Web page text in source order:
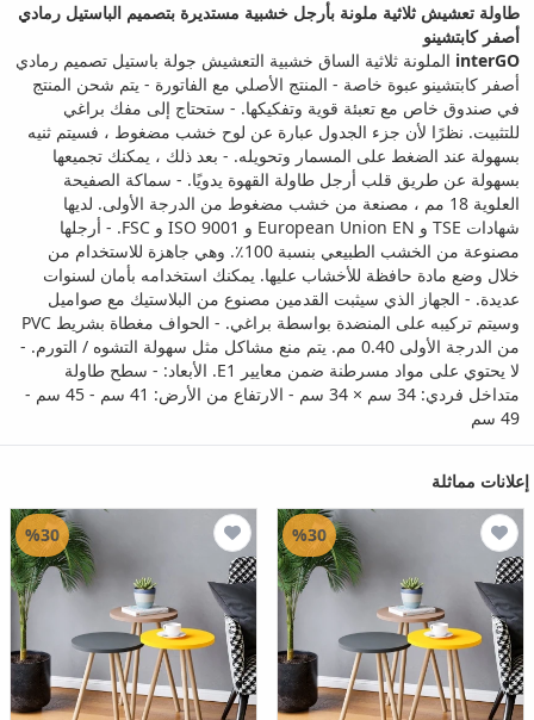
طاولة تعشيش ثلاثية ملونة بأرجل خشبية مستديرة بتصميم الباستيل رمادي
أصفر كابتشينو
interGO الملونة ثلاثية الساق خشبية التعشيش جولة باستيل تصميم رمادي
أصفر كابتشينو عبوة خاصة - المنتج الأصلي مع الفاتورة - يتم شحن المنتج
في صندوق خاص مع تعبئة قوية وتفكيكها. - ستحتاج إلى مفك براغي
للتثبيت. نظرًا لأن جزء الجدول عبارة عن لوح خشب مضغوط ، فسيتم ثنيه
بسهولة عند الضغط على المسمار وتحويله. - بعد ذلك ، يمكنك تجميعها
بسهولة عن طريق قلب أرجل طاولة القهوة يدويًا. - سماكة الصفيحة
العلوية 18 مم ، مصنعة من خشب مضغوط من الدرجة الأولى. لديها
شهادات TSE و European Union EN و ISO 9001 و FSC. - أرجلها
مصنوعة من الخشب الطبيعي بنسبة 100٪. وهي جاهزة للاستخدام من
خلال وضع مادة حافظة للأخشاب عليها. يمكنك استخدامه بأمان لسنوات
عديدة. - الجهاز الذي سيثبت القدمين مصنوع من البلاستيك مع صواميل
وسيتم تركيبه على المنضدة بواسطة براغي. - الحواف مغطاة بشريط PVC
من الدرجة الأولى 0.40 مم. يتم منع مشاكل مثل سهولة التشوه / التورم. -
لا يحتوي على مواد مسرطنة ضمن معايير E1. الأبعاد: - سطح طاولة
متداخل فردي: 34 سم × 34 سم - الارتفاع من الأرض: 41 سم - 45 سم -
49 سم
إعلانات مماثلة
%30
%30